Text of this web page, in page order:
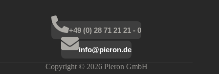
+49 (0) 28 71 21 21 - 0
info@pieron.de
Copyright © 2026 Pieron GmbH